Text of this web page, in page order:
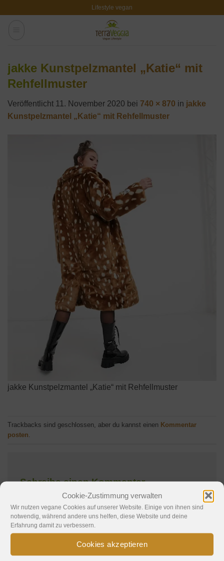
Cookie-Zustimmung verwalten
Wir nutzen vegane Cookies auf unserer Website. Einige von ihnen sind
notwendig, während andere uns helfen, diese Website und deine
Erfahrung damit zu verbessern.
Cookies akzeptieren
Lifestyle vegan
jakke Kunstpelzmantel „Katie“ mit
Rehfellmuster
Veröffentlicht 11. November 2020 bei 740 × 870 in jakke
Kunstpelzmantel „Katie“ mit Rehfellmuster
jakke Kunstpelzmantel „Katie“ mit Rehfellmuster
Trackbacks sind geschlossen, aber du kannst einen Kommentar
posten
Schreibe einen Kommentar
Deine E-Mail-Adresse wird nicht veröffentlicht.
Erforderliche Felder sind mit*markiert
Kommentar*